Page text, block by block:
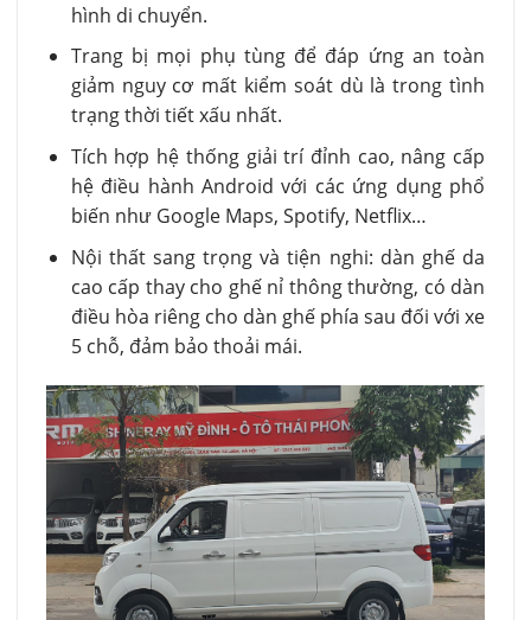
hình di chuyển.
Trang bị mọi phụ tùng để đáp ứng an toàn
giảm nguy cơ mất kiểm soát dù là trong tình
trạng thời tiết xấu nhất.
Tích hợp hệ thống giải trí đỉnh cao, nâng cấp
hệ điều hành Android với các ứng dụng phổ
biến như Google Maps, Spotify, Netflix…
Nội thất sang trọng và tiện nghi: dàn ghế da
cao cấp thay cho ghế nỉ thông thường, có dàn
điều hòa riêng cho dàn ghế phía sau đối với xe
5 chỗ, đảm bảo thoải mái.